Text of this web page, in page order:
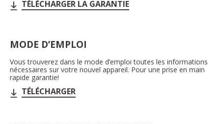
TÉLÉCHARGER LA GARANTIE
MODE D’EMPLOI
Vous trouverez dans le mode d’emploi toutes les informations
nécessaires sur votre nouvel appareil. Pour une prise en main
rapide garantie!
TÉLÉCHARGER